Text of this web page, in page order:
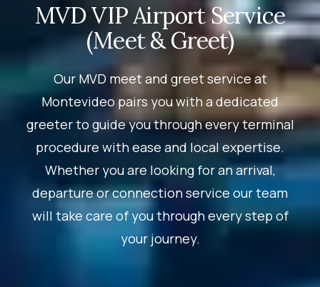
MVD VIP Airport Service
(Meet & Greet)
Our MVD meet and greet service at
Montevideo pairs you with a dedicated
greeter to guide you through every terminal
procedure with ease and local expertise.
Whether you are looking for an arrival,
departure or connection service our team
will take care of you through every step of
your journey.